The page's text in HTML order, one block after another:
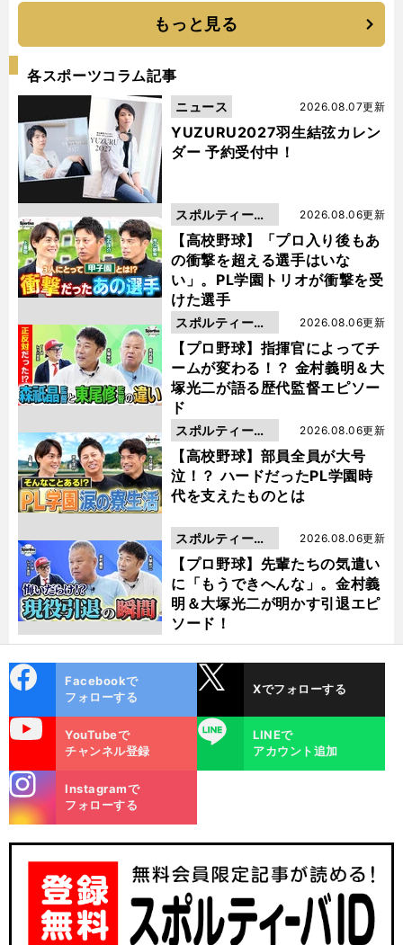
もっと見る
各スポーツコラム記事
YUZURU2027羽生結弦カレン
ダー 予約受付中！
2026.08.07更新
ニュース
【高校野球】「プロ入り後もあ
の衝撃を超える選手はいな
い」。PL学園トリオが衝撃を受
けた選手
2026.08.06更新
スポルティーバ
動画
【プロ野球】指揮官によってチ
ームが変わる！？ 金村義明＆大
塚光二が語る歴代監督エピソー
ド
2026.08.06更新
スポルティーバ
動画
【高校野球】部員全員が大号
泣！？ ハードだったPL学園時
代を支えたものとは
2026.08.06更新
スポルティーバ
動画
【プロ野球】先輩たちの気遣い
に「もうできへんな」。金村義
明＆大塚光二が明かす引退エピ
ソード！
2026.08.06更新
スポルティーバ
動画
ok
Facebookで
フォローする
Xでフォローする
YouTubeで
チャンネル登録
LINE
LINEで
アカウント追加
m
Instagramで
フォローする